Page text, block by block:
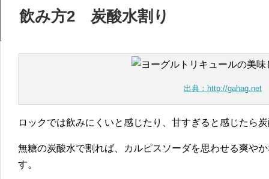
飲み方2 炭酸水割り
出典：http://gahag.net
ロックでは飲みにくいと感じたり、甘すぎると感じたら
無糖の炭酸水で割れば、カルピスソーダを思わせる爽や
す。